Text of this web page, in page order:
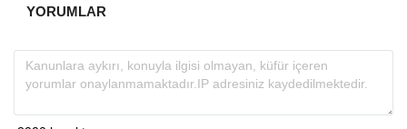
YORUMLAR